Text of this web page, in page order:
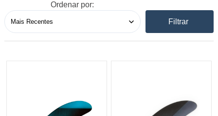
Ordenar por:
Filtrar